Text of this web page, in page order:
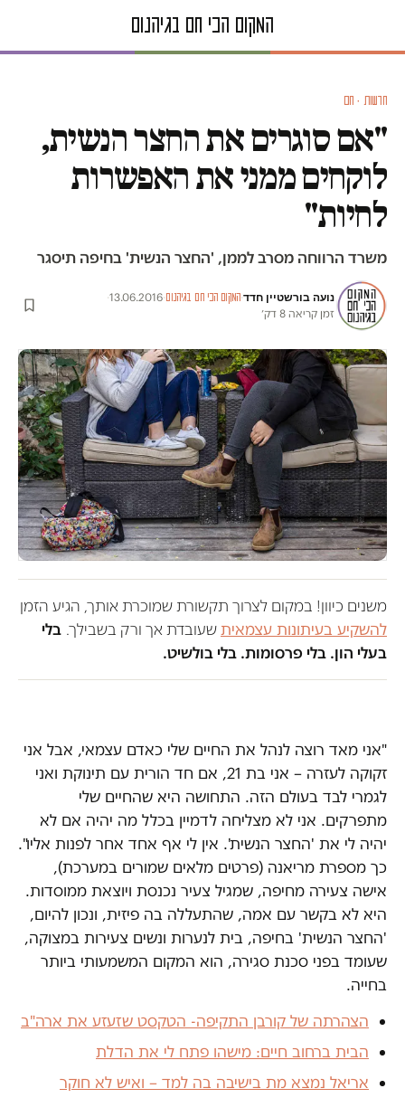
חדשות · חם
"אם סוגרים את החצר הנשית,
לוקחים ממני את האפשרות
לחיות"
משרד הרווחה מסרב לממן, 'החצר הנשית' בחיפה תיסגר
נועה בורשטיין חדד·המקום הכי חם בגיהנום·
13.06.2016
·
זמן קריאה 8 דק׳
משנים כיוון! במקום לצרוך תקשורת שמוכרת אותך, הגיע הזמן
להשקיע בעיתונות עצמאיתשעובדת אך ורק בשבילך. בלי
בעלי הון. בלי פרסומות. בלי בולשיט.
"אני מאד רוצה לנהל את החיים שלי כאדם עצמאי, אבל אני
זקוקה לעזרה – אני בת 21, אם חד הורית עם תינוקת ואני
לגמרי לבד בעולם הזה. התחושה היא שהחיים שלי
מתפרקים. אני לא מצליחה לדמיין בכלל מה יהיה אם לא
יהיה לי את 'החצר הנשית'. אין לי אף אחד אחר לפנות אליו".
כך מספרת מריאנה (פרטים מלאים שמורים במערכת),
אישה צעירה מחיפה, שמגיל צעיר נכנסת ויוצאת ממוסדות.
היא לא בקשר עם אמה, שהתעללה בה פיזית, ונכון להיום,
'החצר הנשית' בחיפה, בית לנערות ונשים צעירות במצוקה,
שעומד בפני סכנת סגירה, הוא המקום המשמעותי ביותר
בחייה.
הצהרתה של קורבן התקיפה- הטקסט שזעזע את ארה"ב
הבית ברחוב חיים: מישהו פתח לי את הדלת
אריאל נמצא מת בישיבה בה למד – ואיש לא חוקר